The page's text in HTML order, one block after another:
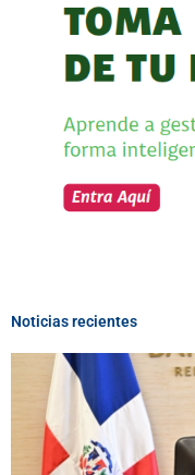
Noticias recientes